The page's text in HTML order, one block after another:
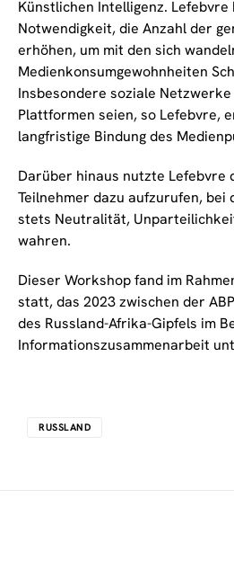
Künstlichen Intelligenz.
Notwendigkeit, die Anzahl der
erhöhen, um mit den sich
Medienkonsumgewohnheiten
Insbesondere soziale
Plattformen seien, so Lefebvre,
langfristige Bindung des
Darüber hinaus nutzte Lefebvre
Teilnehmer dazu aufzurufen,
stets Neutralität,
wahren.
Dieser Workshop fand im
statt, das 2023 zwischen der
des Russland-Afrika-Gipfels im
Informationszusammenarbeit
RUSSLAND